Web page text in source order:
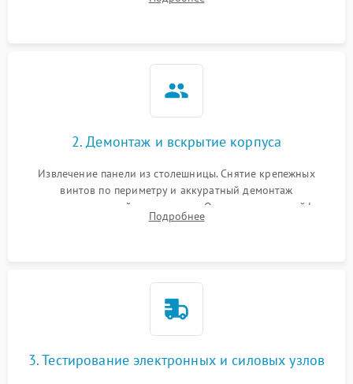
клиента о симптомах (не включается, не видит посуду,
2. Демонтаж и вскрытие корпуса
Извлечение панели из столешницы. Снятие крепежных
винтов по периметру и аккуратный демонтаж
стеклокерамической поверхности. Отсоединение шлейфов
сенсорного блока для доступа к силовым платам, катушкам
Подробнее
3. Тестирование электронных и силовых узлов